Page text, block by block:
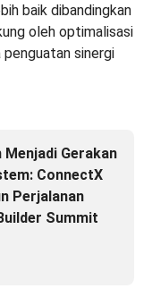
baik dibandingkan
oleh optimalisasi
sinergi
Gerakan
ConnectX
Perjalanan
Summit